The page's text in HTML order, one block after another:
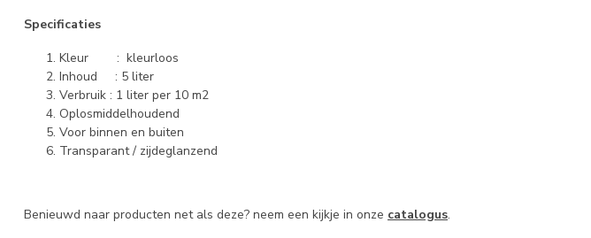
Specificaties
Kleur : kleurloos
Inhoud : 5 liter
Verbruik : 1 liter per 10 m2
Oplosmiddelhoudend
Voor binnen en buiten
Transparant / zijdeglanzend
Benieuwd naar producten net als deze? neem een kijkje in onze catalogus.